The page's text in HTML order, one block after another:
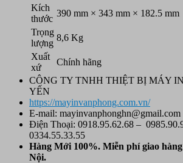
Kích
thước
390 mm × 343 mm × 182.5 mm
Trọng
lượng
8,6 Kg
Xuất
xứ
Chính hãng
CÔNG TY TNHH THIỆT BỊ MÁY
YẾN
https://mayinvanphong.com.vn/
E-mail: mayinvanphonghn@gmail.com
Điện Thoại: 0918.95.62.68 –
0334.55.33.55
Hàng Mới 100%. Miễn phígiao
Nội.